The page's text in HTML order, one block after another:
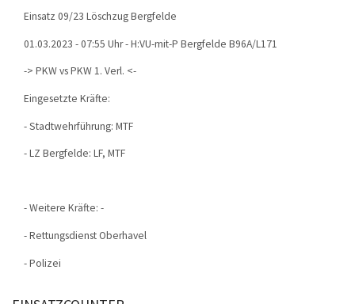
Einsatz 09/23 Löschzug Bergfelde
01.03.2023 - 07:55 Uhr - H:VU-mit-P Bergfelde B96A/L171
-> PKW vs PKW 1. Verl. <-
Eingesetzte Kräfte:
- Stadtwehrführung: MTF
- LZ Bergfelde: LF, MTF
- Weitere Kräfte: -
- Rettungsdienst Oberhavel
- Polizei